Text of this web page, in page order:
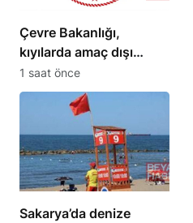
Çevre Bakanlığı,
kıyılarda amaç dışı
kullanımı önleyecek
1 saat önce
Sakarya’da denize